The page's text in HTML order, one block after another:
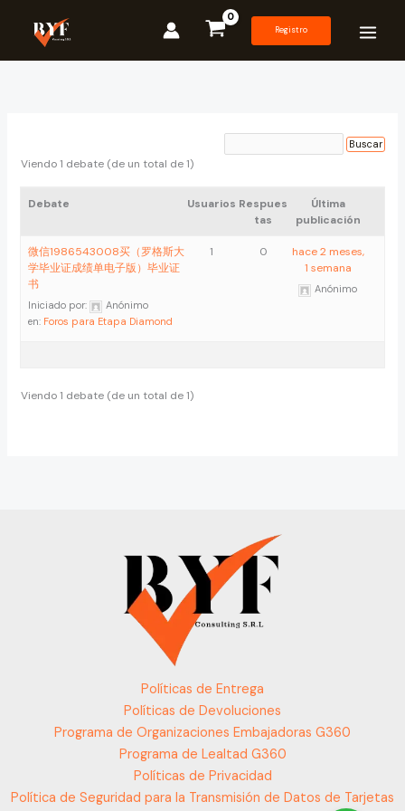
contenido
Registro
Viendo 1 debate (de un total de 1)
Debate Usuarios Respues
tas
Última
publicación
微信1986543008买（罗格斯大
学毕业证成绩单电子版）毕业证
书
Iniciado por:
Anónimo
en: Foros para Etapa Diamond
1 0
hace 2 meses,
1 semana
Anónimo
Viendo 1 debate (de un total de 1)
Políticas de Entrega
Políticas de Devoluciones
Programa de Organizaciones Embajadoras G360
Programa de Lealtad G360
Políticas de Privacidad
Política de Seguridad para la Transmisión de Datos de Tarjetas